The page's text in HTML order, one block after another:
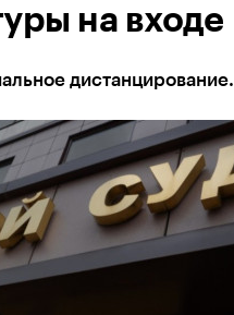
на входе
дистанцирование.